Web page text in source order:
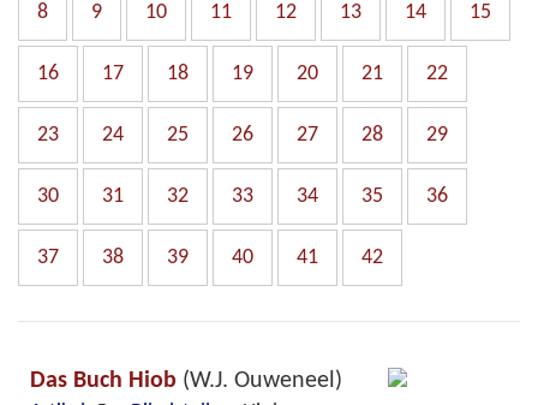
8 9 10 11 12 13 14 15
16 17 18 19 20 21 22
23 24 25 26 27 28 29
30 31 32 33 34 35 36
37 38 39 40 41 42
Das Buch Hiob (W.J. Ouweneel)